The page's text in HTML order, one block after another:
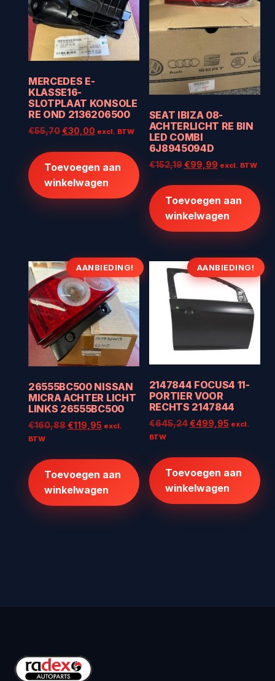
MERCEDES E-
KLASSE16-
SLOTPLAAT KONSOLE
RE OND 2136206500
€55,70Oorspronkelijke
€55,70.
€30,00 Huidige
€30,00.
excl. BTW
Toevoegen aan
winkelwagen
SEAT IBIZA 08-
ACHTERLICHT RE BIN
LED COMBI
6J8945094D
€152,19 Oorspronkelijke
€152,19.
€99,99Huidige
€99,99.
excl. BTW
Toevoegen aan
winkelwagen
AANBIEDING!
26555BC500 NISSAN
MICRA ACHTER LICHT
LINKS 26555BC500
€160,88Oorspronkelijke
€119,95 Huidige
€119,95.
excl.
BTW
Toevoegen aan
winkelwagen
AANBIEDING!
2147844 FOCUS4 11-
PORTIER VOOR
RECHTS 2147844
€645,24 Oorspronkelijke
€499,95Huidige
€499,95.
excl.
BTW
Toevoegen aan
winkelwagen